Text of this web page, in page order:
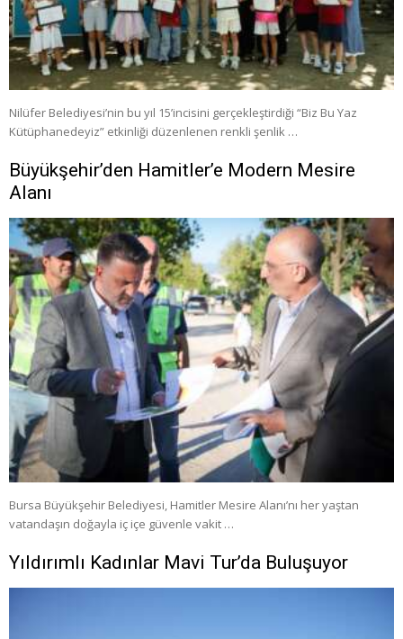
Nilüfer Belediyesi’nin bu yıl 15’incisini gerçekleştirdiği “Biz Bu Yaz
Kütüphanedeyiz” etkinliği düzenlenen renkli şenlik …
Büyükşehir’den Hamitler’e Modern Mesire
Alanı
Bursa Büyükşehir Belediyesi, Hamitler Mesire Alanı’nı her yaştan
vatandaşın doğayla iç içe güvenle vakit …
Yıldırımlı Kadınlar Mavi Tur’da Buluşuyor